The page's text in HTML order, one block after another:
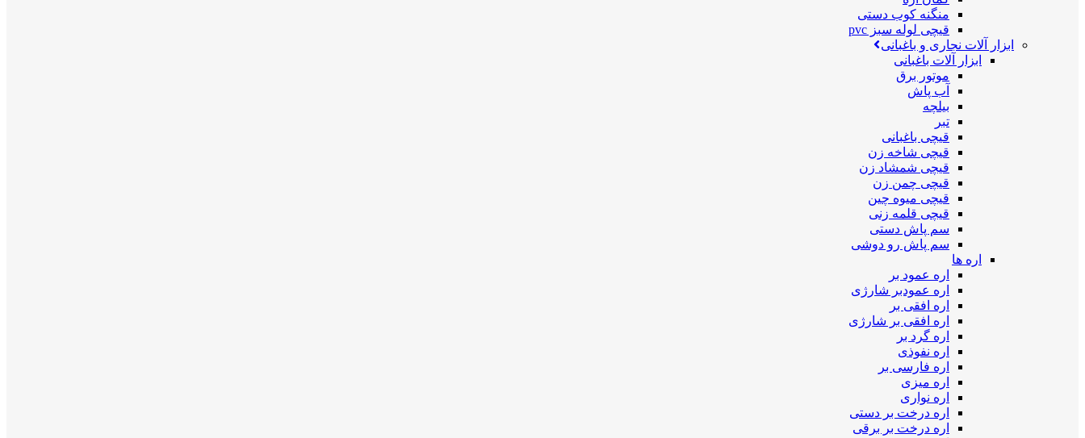
منگنه کوب دستی
قیچی لوله سبز pvc
ابزار آلات نجاری و باغبانی
ابزار آلات باغبانی
موتور برق
آب پاش
بیلچه
تبر
قیچی باغبانی
قیچی شاخه زن
قیچی شمشاد زن
قیچی چمن زن
قیچی میوه چین
قیچی قلمه زنی
سم پاش دستی
سم پاش رو دوشی
اره ها
اره عمود بر
اره عمودبر شارژی
اره افقی بر
اره افقی بر شارژی
اره گرد بر
اره نفوذی
اره فارسی بر
اره میزی
اره نواری
اره درخت بر دستی
اره درخت بر برقی